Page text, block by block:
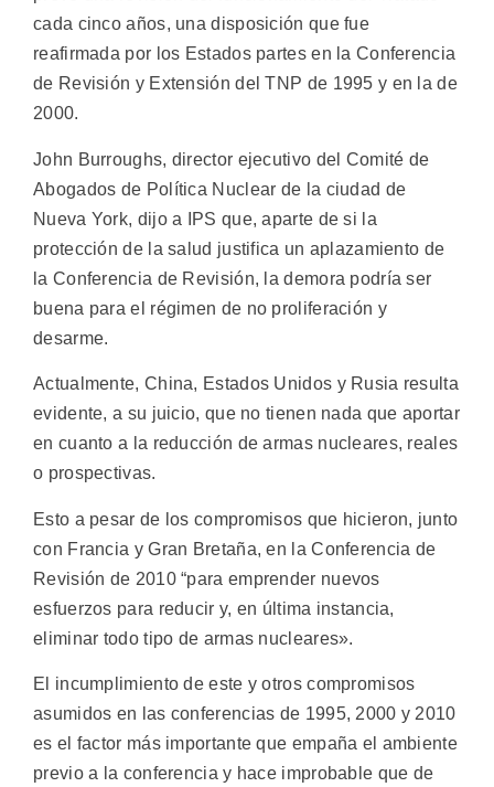
cada cinco años, una disposición que fue
reafirmada por los Estados partes en la Conferencia
de Revisión y Extensión del TNP de 1995 y en la de
2000.
John Burroughs, director ejecutivo del Comité de
Abogados de Política Nuclear de la ciudad de
Nueva York, dijo a IPS que, aparte de si la
protección de la salud justifica un aplazamiento de
la Conferencia de Revisión, la demora podría ser
buena para el régimen de no proliferación y
desarme.
Actualmente, China, Estados Unidos y Rusia resulta
evidente, a su juicio, que no tienen nada que aportar
en cuanto a la reducción de armas nucleares, reales
o prospectivas.
Esto a pesar de los compromisos que hicieron, junto
con Francia y Gran Bretaña, en la Conferencia de
Revisión de 2010 “para emprender nuevos
esfuerzos para reducir y, en última instancia,
eliminar todo tipo de armas nucleares».
El incumplimiento de este y otros compromisos
asumidos en las conferencias de 1995, 2000 y 2010
es el factor más importante que empaña el ambiente
previo a la conferencia y hace improbable que de